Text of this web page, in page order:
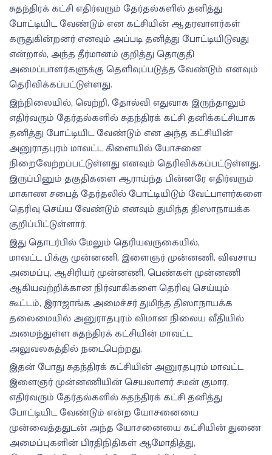
சுதந்திரக் கட்சி எதிர்வரும் தேர்தல்களில் தனித்து
போட்டியிட வேண்டும் என கட்சியின் ஆதரவாளர்கள்
கருதுகின்றனர் எனவும் அப்படி தனித்து போட்டியிடுவது
என்றால், அந்த தீர்மானம் குறித்து தொகுதி
அமைப்பாளர்களுக்கு தெளிவுப்படுத்த வேண்டும் எனவும்
தெரிவிக்கப்பட்டுள்ளது.
இந்நிலையில், வெற்றி, தோல்வி எதுவாக இருந்தாலும்
எதிர்வரும் தேர்தல்களில் சுதந்திரக் கட்சி தனிக்கட்சியாக
தனித்து போட்டியிட வேண்டும் என அந்த கட்சியின்
அனுராதபுரம் மாவட்ட கிளையில் யோசனை
நிறைவேற்றப்பட்டுள்ளது எனவும் தெரிவிக்கப்பட்டுள்ளது.
இருப்பினும் தகுதிகளை ஆராய்ந்த பின்னரே எதிர்வரும்
மாகாண சபைத் தேர்தலில் போட்டியிடும் வேட்பாளர்களை
தெரிவு செய்ய வேண்டும் எனவும் துமிந்த திஸாநாயக்க
குறிப்பிட்டுள்ளார்.
இது தொடர்பில் மேலும் தெரியவருகையில்,
மாவட்ட பிக்கு முன்னணி, இளைஞர் முன்னணி, விவசாய
அமைப்பு, ஆசிரியர் முன்னணி, பெண்கள் முன்னணி
ஆகியவற்றிக்கான நிர்வாகிகளை தெரிவு செய்யும்
கூட்டம், இராஜாங்க அமைச்சர் துமிந்த திஸாநாயக்க
தலைமையில் அனுராதபுரம் விமான நிலைய வீதியில்
அமைந்துள்ள சுதந்திரக் கட்சியின் மாவட்ட
அலுவலகத்தில் நடைபெற்றது.
இதன் போது சுதந்திரக் கட்சியின் அனுரதபுரம் மாவட்ட
இளைஞர் முன்னணியின் செயலாளர் சமன் குமார,
எதிர்வரும் தேர்தல்களில் சுதந்திரக் கட்சி தனித்து
போட்டியிட வேண்டும் என்ற யோசனையை
முன்வைத்ததுடன் அந்த யோசனையை கட்சியின் துணை
அமைப்புகளின் பிரதிநிதிகள் ஆமோதித்து,